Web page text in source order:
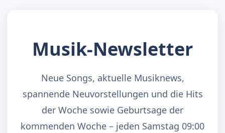
Musik-Newsletter
Neue Songs, aktuelle Musiknews,
spannende Neuvorstellungen und die Hits
der Woche sowie Geburtsage der
kommenden Woche – jeden Samstag 09:00